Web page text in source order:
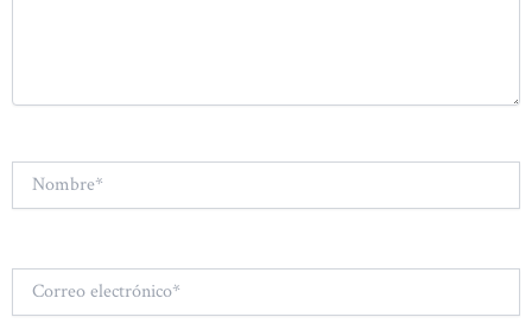
Nombre*
electrónico*